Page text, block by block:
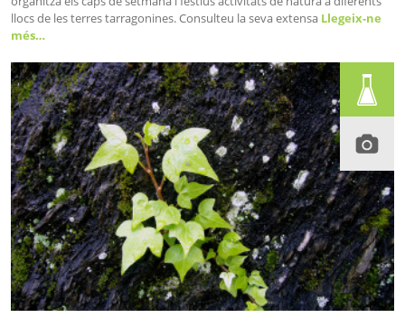
llocs de les terres tarragonines. Consulteu la seva extensa Llegeix-ne
més…